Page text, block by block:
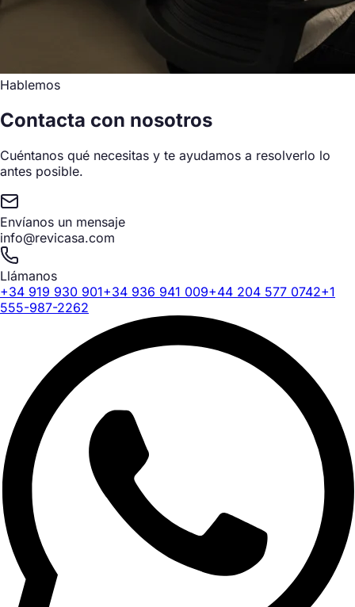
Hablemos
Contacta con nosotros
Cuéntanos qué necesitas y te ayudamos a resolverlo lo
antes posible.
Envíanos un mensaje
info@revicasa.com
Llámanos
+34 919 930 901+34 936 941 009+44 204 577 0742+1
555-987-2262